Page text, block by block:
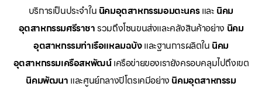
บริการเป็นประจำใน นิคมอุตสาหกรรมอมตะนครและ นิคม
อุตสาหกรรมศรีราชารวมถึงโซนขนส่งและคลังสินค้าอย่าง นิคม
อุตสาหกรรมท่าเรือแหลมฉบังและฐานการผลิตใน นิคม
อุตสาหกรรมเครือสหพัฒน์เครือข่ายของเรายังครอบคลุมไปถึงเขต
นิคมพัฒนา และศูนย์กลางปิโตรเคมีอย่าง นิคมอุตสาหกรรม